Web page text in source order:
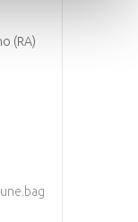
(RA)